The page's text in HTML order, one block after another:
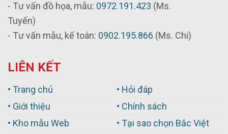
- Tư vấn đồ họa, mẫu: 0972.191.423 (Ms.
Tuyến)
- Tư vấn mẫu, kế toán: 0902.195.866 (Ms. Chi)
LIÊN KẾT
• Trang chủ
• Giới thiệu
• Kho mẫu Web
• Hỏi đáp
• Chính sách
• Tại sao chọn Bắc Việt